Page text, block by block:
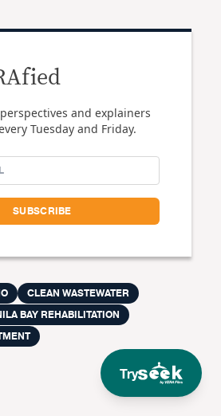
Try
and explainers
Tuesday and Friday.
CLEAN WASTEWATER
BAY REHABILITATION